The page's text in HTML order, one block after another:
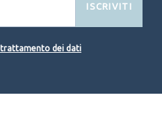
ISCRIVITI
trattamento dei dati